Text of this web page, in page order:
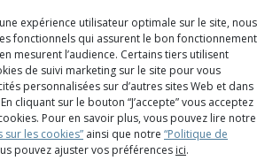
expérience utilisateur optimale sur le site, nous
fonctionnels qui assurent le bon fonctionnement
mesurent l’audience. Certains tiers utilisent
de suivi marketing sur le site pour vous
personnalisées sur d’autres sites Web et dans
cliquant sur le bouton “J’accepte” vous acceptez
Pour en savoir plus, vous pouvez lire notre
sur les cookies” ainsi que notre “Politique de
pouvez ajuster vos préférences ici.